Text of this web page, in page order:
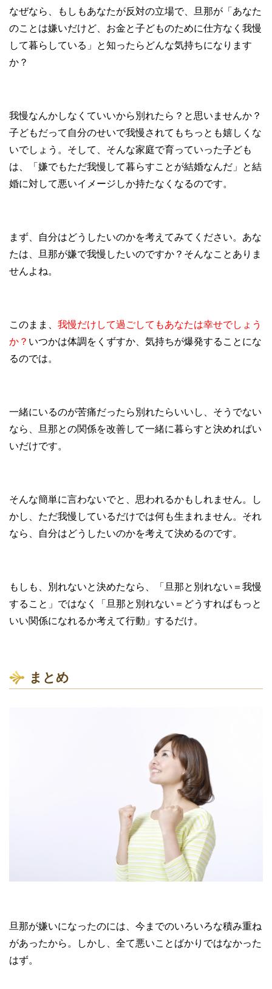
なぜなら、もしもあなたが反対の立場で、旦那が「あなた
のことは嫌いだけど、お金と子どものために仕方なく我慢
して暮らしている」と知ったらどんな気持ちになります
か？
我慢なんかしなくていいから別れたら？と思いませんか？
子どもだって自分のせいで我慢されてもちっとも嬉しくな
いでしょう。そして、そんな家庭で育っていった子ども
は、「嫌でもただ我慢して暮らすことが結婚なんだ」と結
婚に対して悪いイメージしか持たなくなるのです。
まず、自分はどうしたいのかを考えてみてください。あな
たは、旦那が嫌で我慢したいのですか？そんなことありま
せんよね。
このまま、 我慢だけして過ごしてもあなたは幸せでしょう
か？ いつかは体調をくずすか、気持ちが爆発することにな
るのでは。
一緒にいるのが苦痛だったら別れたらいいし、そうでない
なら、旦那との関係を改善して一緒に暮らすと決めればい
いだけです。
そんな簡単に言わないでと、思われるかもしれません。し
かし、ただ我慢しているだけでは何も生まれません。それ
なら、自分はどうしたいのかを考えて決めるのです。
もしも、別れないと決めたなら、「旦那と別れない＝我慢
すること」ではなく「旦那と別れない＝どうすればもっと
いい関係になれるか考えて行動」するだけ。
まとめ
旦那が嫌いになったのには、今までのいろいろな積み重ね
があったから。しかし、全て悪いことばかりではなかった
はず。